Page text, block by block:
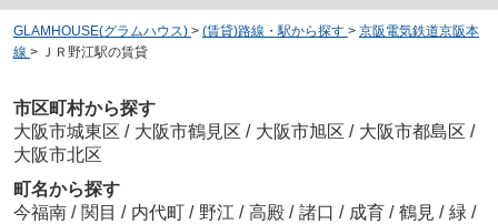
GLAMHOUSE(グラムハウス) > (賃貸)路線・駅から探す > 京阪電気鉄道京阪本
線 > ＪＲ野江駅の賃貸
市区町村から探す
大阪市城東区 / 大阪市鶴見区 / 大阪市旭区 / 大阪市都島区 /
大阪市北区
町名から探す
今福南 / 関目 / 内代町 / 野江 / 高殿 / 諸口 / 成育 / 鶴見 / 緑 /